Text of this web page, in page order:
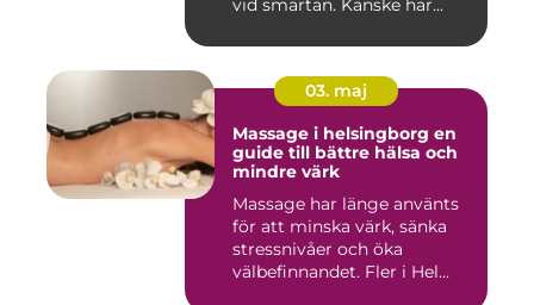
vid smärtan. Kanske har...
03. maj
Massage i helsingborg en
guide till bättre hälsa och
mindre värk
Massage har länge använts
för att minska värk, sänka
stressnivåer och öka
välbefinnandet. Fler i Hel...